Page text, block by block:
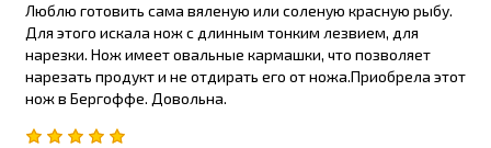
Люблю готовить сама вяленую или соленую красную рыбу.
Для этого искала нож с длинным тонким лезвием, для
нарезки. Нож имеет овальные кармашки, что позволяет
нарезать продукт и не отдирать его от ножа.Приобрела этот
нож в Бергоффе. Довольна.